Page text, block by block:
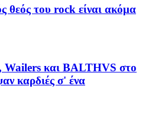
του rock είναι ακόμα
και BALTHVS στο
καρδιές σ' ένα